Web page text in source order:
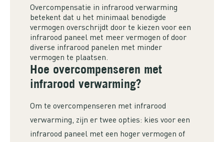
Overcompensatie in infrarood verwarming
betekent dat u het minimaal benodigde
vermogen overschrijdt door te kiezen voor een
infrarood paneel met meer vermogen of door
diverse infrarood panelen met minder
vermogen te plaatsen.
Hoe overcompenseren met
infrarood verwarming?
Om te overcompenseren met infrarood
verwarming, zijn er twee opties: kies voor een
infrarood paneel met een hoger vermogen of